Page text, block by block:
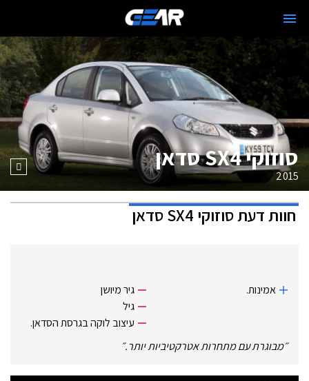
סוזוקי SX4 סדאן
2015
חוות דעתסוזוקי SX4 סדאן
אמינות.
גיר מיושן
גיל
עיצוב לוקה בגרסת הסדאן.
״מבוגרת עם מתחרות אטרקטיביות יותר.״